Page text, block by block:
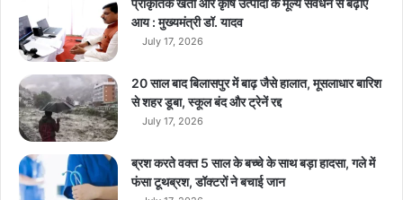
जि
क
स्ट
म
प्राकृतिक खेती और कृषि उत्पादों के मूल्य संवर्धन से बढ़ाएं
आय : मुख्यमंत्री डॉ. यादव
July 17, 2026
20 साल बाद बिलासपुर में बाढ़ जैसे हालात, मूसलाधार बारिश
से शहर डूबा, स्कूल बंद और ट्रेनें रद्द
July 17, 2026
ब्रश करते वक्त 5 साल के बच्चे के साथ बड़ा हादसा, गले में
फंसा टूथब्रश, डॉक्टरों ने बचाई जान